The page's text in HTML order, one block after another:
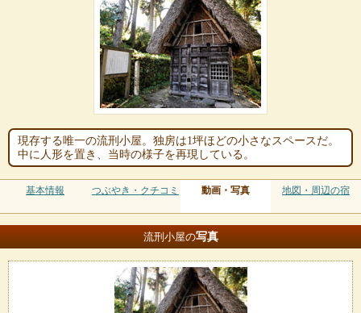
現存する唯一の流刑小屋。独房は1坪ほどの小さなスペースだ。
中に人形を置き、当時の様子を再現している。
基本情報 つぶやき・クチコミ 動画・写真 地図・周辺の宿
流刑小屋の写真